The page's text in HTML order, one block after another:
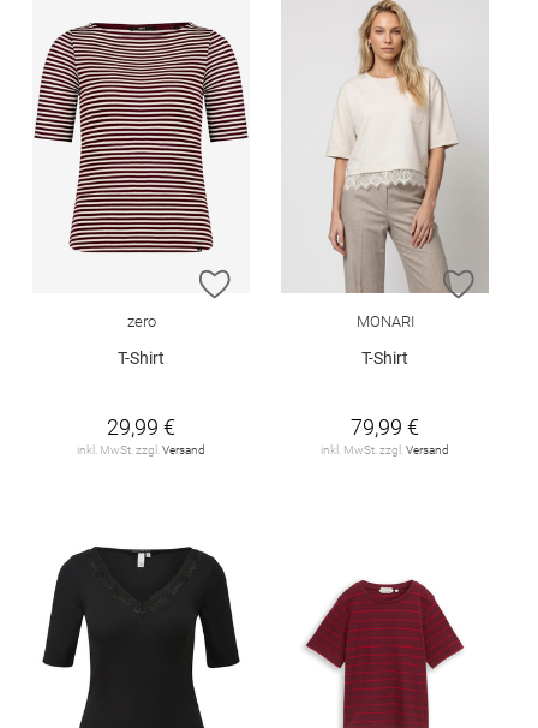
ZUR WUNSCHLISTE HINZUFÜGEN
zero
T-Shirt
29,99 €
inkl. MwSt. zzgl. Versand
ZUR
MONARI
T-Shirt
79,99 €
inkl. MwSt. zzgl. Versand